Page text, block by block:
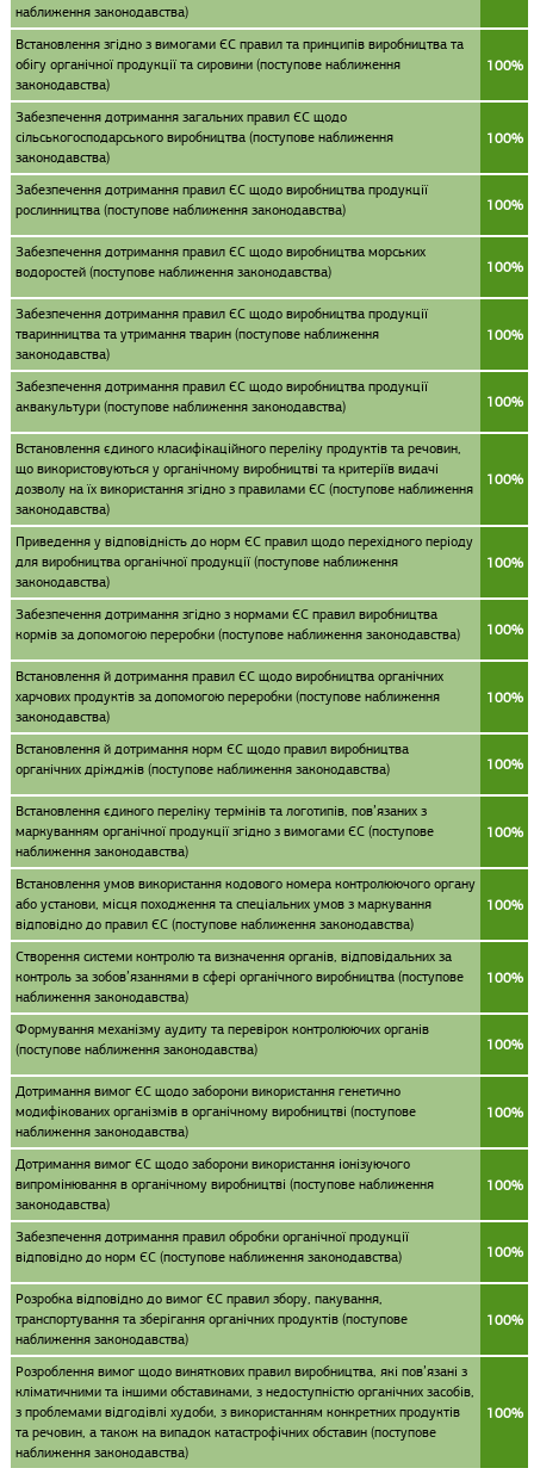
наближення законодавства)
Встановлення згідно з вимогами ЄС правил та принципів виробництва та
обігу органічної продукції та сировини (поступове наближення
законодавства)
100%
Забезпечення дотримання загальних правил ЄС щодо
сільськогосподарського виробництва (поступове наближення
законодавства)
100%
Забезпечення дотримання правил ЄС щодо виробництва продукції
рослинництва (поступове наближення законодавства)
100%
Забезпечення дотримання правил ЄС щодо виробництва морських
водоростей (поступове наближення законодавства)
100%
Забезпечення дотримання правил ЄС щодо виробництва продукції
тваринництва та утримання тварин (поступове наближення
законодавства)
100%
Забезпечення дотримання правил ЄС щодо виробництва продукції
аквакультури (поступове наближення законодавства)
100%
Встановлення єдиного класифікаційного переліку продуктів та речовин,
що використовуються у органічному виробництві та критеріїв видачі
дозволу на їх використання згідно з правилами ЄС (поступове наближення
законодавства)
100%
Приведення у відповідність до норм ЄС правил щодо перехідного періоду
для виробництва органічної продукції (поступове наближення
законодавства)
100%
Забезпечення дотримання згідно з нормами ЄС правил виробництва
кормів за допомогою переробки (поступове наближення законодавства)
100%
Встановлення й дотримання правил ЄС щодо виробництва органічних
харчових продуктів за допомогою переробки (поступове наближення
законодавства)
100%
Встановлення й дотримання норм ЄС щодо правил виробництва
органічних дріжджів (поступове наближення законодавства)
100%
Встановлення єдиного переліку термінів та логотипів, пов’язаних з
маркуванням органічної продукції згідно з вимогами ЄС (поступове
наближення законодавства)
100%
Встановлення умов використання кодового номера контролюючого органу
або установи, місця походження та спеціальних умов з маркування
відповідно до правил ЄС (поступове наближення законодавства)
100%
Створення системи контролю та визначення органів, відповідальних за
контроль за зобов’язаннями в сфері органічного виробництва (поступове
наближення законодавства)
100%
Формування механізму аудиту та перевірок контролюючих органів
(поступове наближення законодавства)
100%
Дотримання вимог ЄС щодо заборони використання генетично
модифікованих організмів в органічному виробництві (поступове
наближення законодавства)
100%
Дотримання вимог ЄС щодо заборони використання іонізуючого
випромінювання в органічному виробництві (поступове наближення
законодавства)
100%
Забезпечення дотримання правил обробки органічної продукції
відповідно до норм ЄС (поступове наближення законодавства)
100%
Розробка відповідно до вимог ЄС правил збору, пакування,
транспортування та зберігання органічних продуктів (поступове
наближення законодавства)
100%
Розроблення вимог щодо виняткових правил виробництва, які пов’язані з
кліматичними та іншими обставинами, з недоступністю органічних засобів,
з проблемами відгодівлі худоби, з використанням конкретних продуктів
та речовин, а також на випадок катастрофічних обставин (поступове
наближення законодавства)
100%